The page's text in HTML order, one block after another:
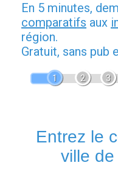
En 5 minutes,
comparatifs aux
région.
Gratuit, sans pub
1 2 3
Entrez le
ville